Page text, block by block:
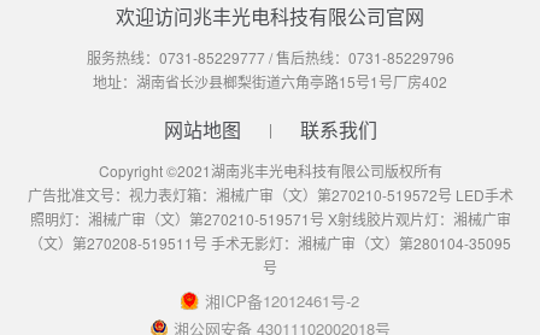
欢迎访问兆丰光电科技有限公司官网
服务热线： 0731-85229777/ 售后热线： 0731-85229796
地址：湖南省长沙县榔梨街道六角亭路15号1号厂房402
网站地图 联系我们
Copyright ©2021湖南兆丰光电科技有限公司版权所有
广告批准文号：视力表灯箱：湘械广审（文）第270210-519572号 LED手术
照明灯：湘械广审（文）第270210-519571号 X射线胶片观片灯：湘械广审
（文）第270208-519511号 手术无影灯：湘械广审（文）第280104-35095
号
湘ICP备12012461号-2
湘公网安备 43011102002018号